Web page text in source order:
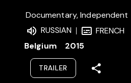
Documentary, Independent
RUSSIAN
FRENCH
Belgium
2015
TRAILER